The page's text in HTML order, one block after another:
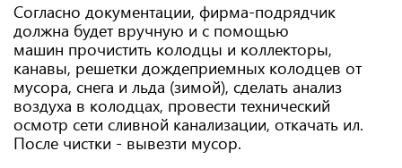
Согласно документации, фирма-подрядчик
должна будет вручную и с помощью
машин прочистить колодцы и коллекторы,
канавы, решетки дождеприемных колодцев от
мусора, снега и льда (зимой), сделать анализ
воздуха в колодцах, провести технический
осмотр сети сливной канализации, откачать ил.
После чистки - вывезти мусор.